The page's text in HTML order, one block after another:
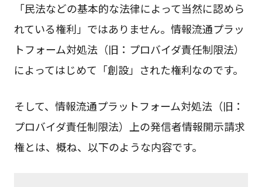
「民法などの基本的な法律によって当然に認めら
れている権利」ではありません。情報流通プラッ
トフォーム対処法（旧：プロバイダ責任制限法）
によってはじめて「創設」された権利なのです。
そして、情報流通プラットフォーム対処法（旧：
プロバイダ責任制限法）上の発信者情報開示請求
権とは、概ね、以下のような内容です。